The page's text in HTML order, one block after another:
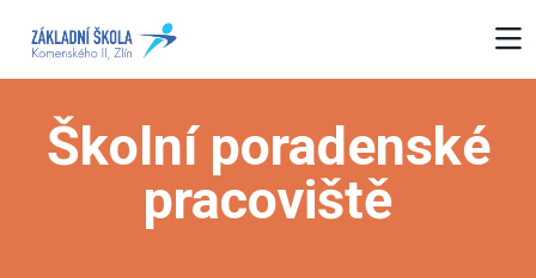
Školní poradenské
pracoviště